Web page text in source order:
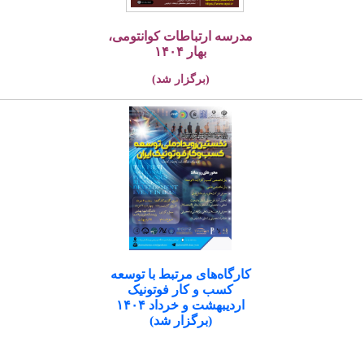
مدرسه ارتباطات کوانتومی،
بهار ۱۴۰۴
(برگزار شد)
کارگاه‌های مرتبط با توسعه
کسب و کار فوتونیک
اردیبهشت و خرداد ۱۴۰۴
(برگزار شد)